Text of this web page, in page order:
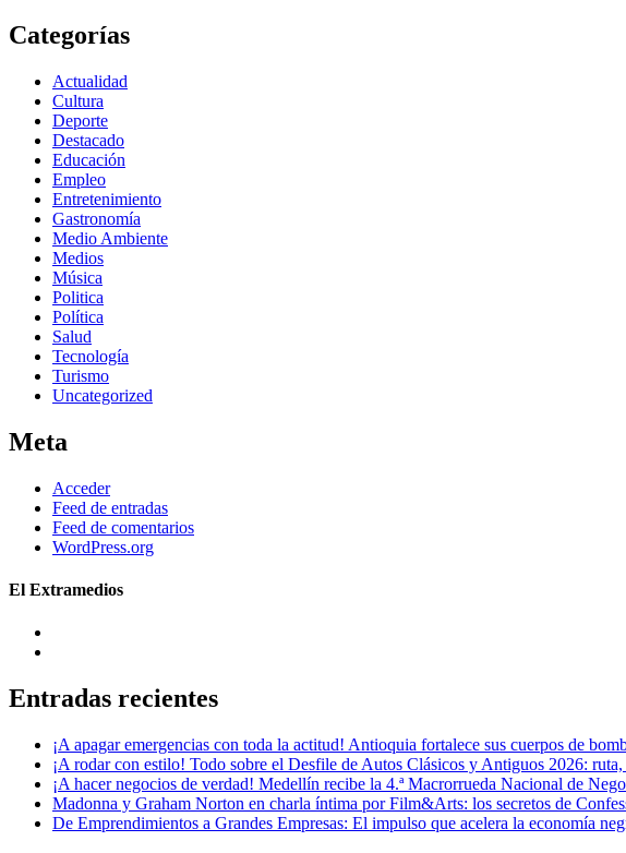
Categorías
Actualidad
Cultura
Deporte
Destacado
Educación
Empleo
Entretenimiento
Gastronomía
Medio Ambiente
Medios
Música
Politica
Política
Salud
Tecnología
Turismo
Uncategorized
Meta
Acceder
Feed de entradas
Feed de comentarios
WordPress.org
El Extramedios
Entradas recientes
¡A apagar emergencias con toda la actitud! Antioquia fortalece sus cuerpos de
¡A rodar con estilo! Todo sobre el Desfile de Autos Clásicos y Antiguos 2026:
¡A hacer negocios de verdad! Medellín recibe la 4.ª Macrorrueda Nacional de
Madonna y Graham Norton en charla íntima por Film&Arts: los secretos de
De Emprendimientos a Grandes Empresas: El impulso que acelera la economía